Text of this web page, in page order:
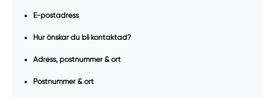
E-postadress
Hur önskar du bli kontaktad?
Adress, postnummer & ort
Postnummer & ort